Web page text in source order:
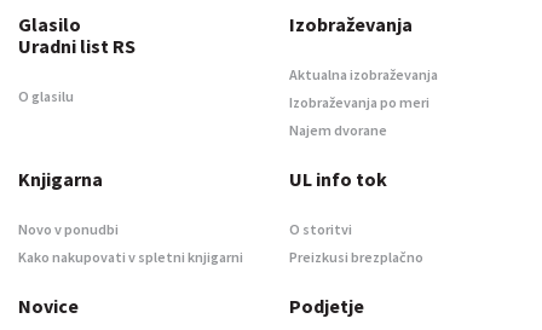
Glasilo
Uradni list RS
O glasilu
Izobraževanja
Aktualna izobraževanja
Izobraževanja po meri
Najem dvorane
Knjigarna
Novo v ponudbi
Kako nakupovati v spletni knjigarni
UL info tok
O storitvi
Preizkusi brezplačno
Novice Podjetje